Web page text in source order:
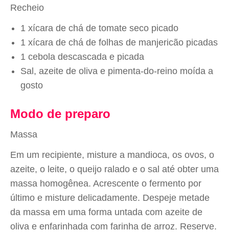
Recheio
1 xícara de chá de tomate seco picado
1 xícara de chá de folhas de manjericão picadas
1 cebola descascada e picada
Sal, azeite de oliva e pimenta-do-reino moída a
gosto
Modo de preparo
Massa
Em um recipiente, misture a mandioca, os ovos, o
azeite, o leite, o queijo ralado e o sal até obter uma
massa homogênea. Acrescente o fermento por
último e misture delicadamente. Despeje metade
da massa em uma forma untada com azeite de
oliva e enfarinhada com farinha de arroz. Reserve.